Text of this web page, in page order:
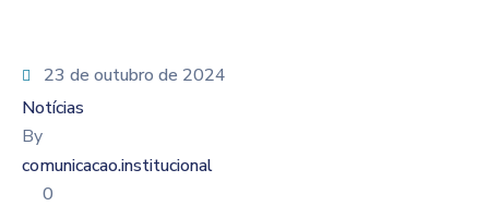
23 de outubro de 2024
Notícias
By
comunicacao.institucional
0